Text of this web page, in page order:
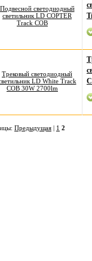
Предыдущая | 1 2